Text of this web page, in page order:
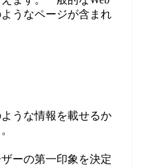
うなページが含まれ
うな情報を載せるか
ーの第一印象を決定